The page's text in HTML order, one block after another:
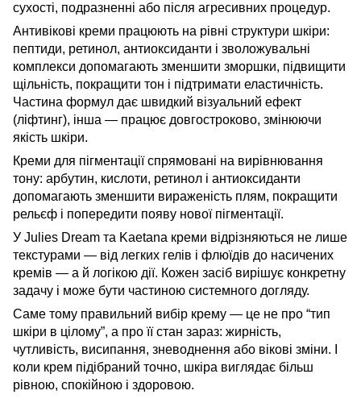
сухості, подразненні або після агресивних процедур.
Антивікові креми працюють на рівні структури шкіри:
пептиди, ретинол, антиоксиданти і зволожувальні
комплекси допомагають зменшити зморшки, підвищити
щільність, покращити тон і підтримати еластичність.
Частина формул дає швидкий візуальний ефект
(ліфтинг), інша — працює довгостроково, змінюючи
якість шкіри.
Креми для пігментації спрямовані на вирівнювання
тону: арбутин, кислоти, ретинол і антиоксиданти
допомагають зменшити вираженість плям, покращити
рельєф і попередити появу нової пігментації.
У Julies Dream та Kaetana креми відрізняються не лише
текстурами — від легких гелів і флюїдів до насичених
кремів — а й логікою дії. Кожен засіб вирішує конкретну
задачу і може бути частиною системного догляду.
Саме тому правильний вибір крему — це не про “тип
шкіри в цілому”, а про її стан зараз: жирність,
чутливість, висипання, зневоднення або вікові зміни. І
коли крем підібраний точно, шкіра виглядає більш
рівною, спокійною і здоровою.